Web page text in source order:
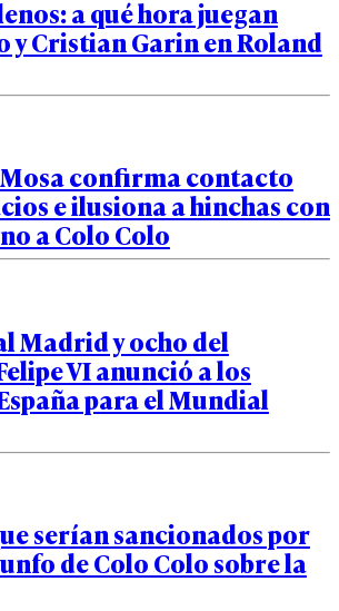
a qué hora juegan
y Cristian Garin en Roland
confirma contacto
e ilusiona a hinchas con
a Colo Colo
Madrid y ocho del
VI anunció a los
para el Mundial
serían sancionados por
de Colo Colo sobre la